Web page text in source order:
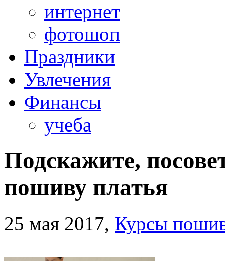
интернет
фотошоп
Праздники
Увлечения
Финансы
учеба
Подскажите,
пошиву платья
25 мая 2017, Курсы